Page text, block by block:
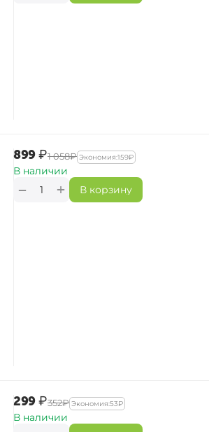
‍899‍₽‍1 058‍₽ Экономия:‍159‍₽
В наличии
+
− В корзину
‍299‍₽‍352‍₽ Экономия:‍53‍₽
В наличии